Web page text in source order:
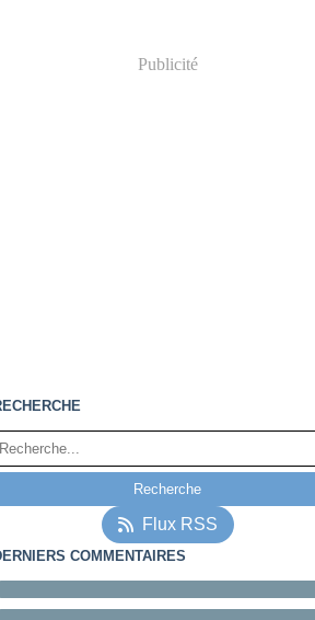
Publicité
Flux RSS
COMMENTAIRES